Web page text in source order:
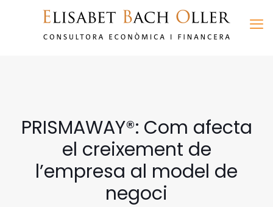
PRISMAWAY®: Com afecta
el creixement de
l’empresa al model de
negoci